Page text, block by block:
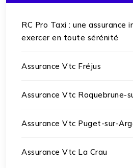
RC Pro Taxi : une assurance
exercer en toute sérénité
Assurance Vtc Fréjus
Assurance Vtc Roquebrune-
Assurance Vtc Puget-sur-
Assurance Vtc La Crau